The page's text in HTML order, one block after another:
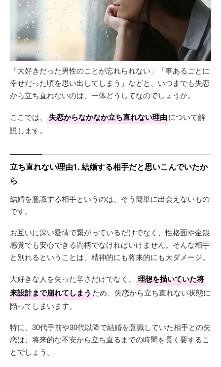
「大好きだった男性のことが忘れられない」「事あるごとに
幸せだった頃を思い出してしまう」などと、いつまでも失恋
から立ち直れないのは、一体どうしてなのでしょうか。
ここでは、 失恋からなかなか立ち直れない理由について解
説します。
立ち直れない理由1. 結婚する相手だと思いこんでいたか
ら
結婚を意識する相手というのは、そう簡単に出会えないもの
です。
お互いに深い愛情で繋がっているだけでなく、性格面や金銭
感覚でも安心できる間柄でなければいけません。そんな相手
と別れるということは、精神的にも将来的にも大ダメージ。
大好きな人を失った辛さだけでなく、
理想を描いていた将
来設計まで崩れてしまうため、失恋から立ち直れない状態に
陥ってしまいます。
特に、30代手前や30代以降で結婚を意識していた相手との失
恋は、将来的な不安から立ち直るまでの時間を長く要するこ
とでしょう。